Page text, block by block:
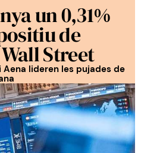
un 0,31%
de
Street
Aena lideren les pujades de